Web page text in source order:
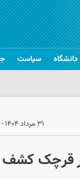
دانشگاه سیاست
۳۱ مرداد ۱۴۰۴ - ۲۳:۲۰
در قرچک